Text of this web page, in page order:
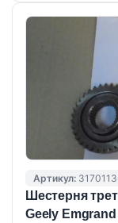
Артикул:
Шестерня
Geely Emgrand